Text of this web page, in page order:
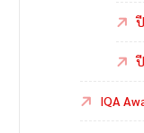
IQA